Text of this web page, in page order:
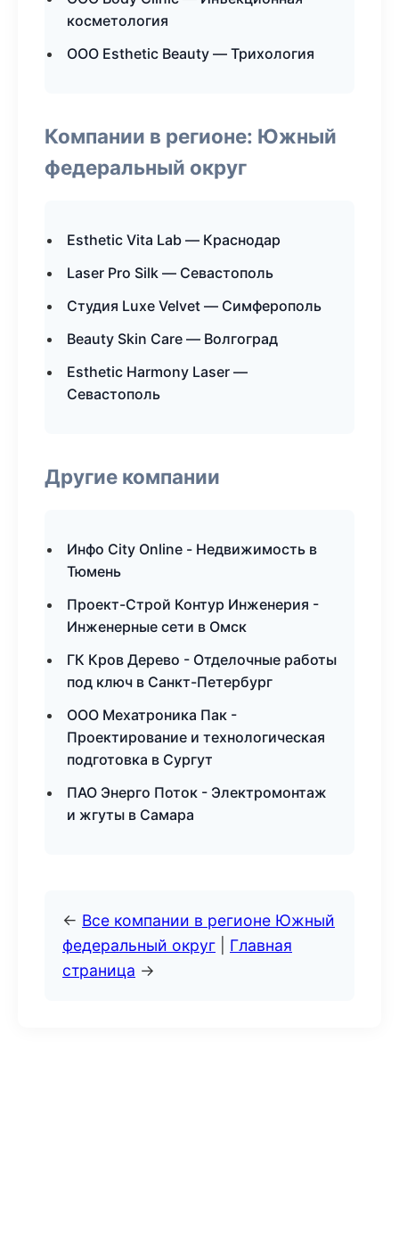
косметология
ООО Esthetic Beauty — Трихология
Компании в регионе: Южный
федеральный округ
Esthetic Vita Lab — Краснодар
Laser Pro Silk — Севастополь
Студия Luxe Velvet — Симферополь
Beauty Skin Care — Волгоград
Esthetic Harmony Laser —
Севастополь
Другие компании
Инфо City Online - Недвижимость в
Тюмень
Проект-Строй Контур Инженерия -
Инженерные сети в Омск
ГК Кров Дерево - Отделочные работы
под ключ в Санкт-Петербург
ООО Мехатроника Пак -
Проектирование и технологическая
подготовка в Сургут
ПАО Энерго Поток - Электромонтаж
и жгуты в Самара
← Все компании в регионе Южный
федеральный округ
Главная
страница →